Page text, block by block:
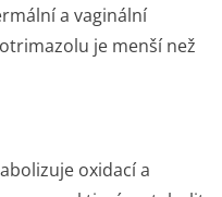
a vaginální
je menší než
oxidací a